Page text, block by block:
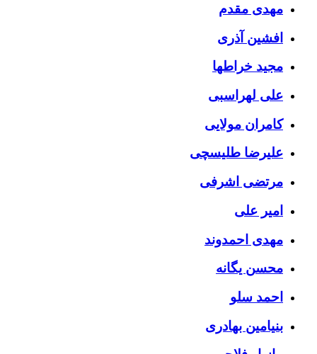
مهدی مقدم
افشین آذری
مجید خراطها
علی لهراسبی
کامران مولایی
علیرضا طلیسچی
مرتضی اشرفی
امیر علی
مهدی احمدوند
محسن یگانه
احمد سلو
بنیامین بهادری